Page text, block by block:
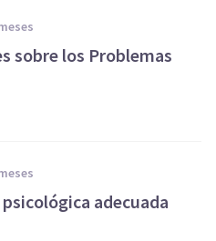
sobre los Problemas
adecuada